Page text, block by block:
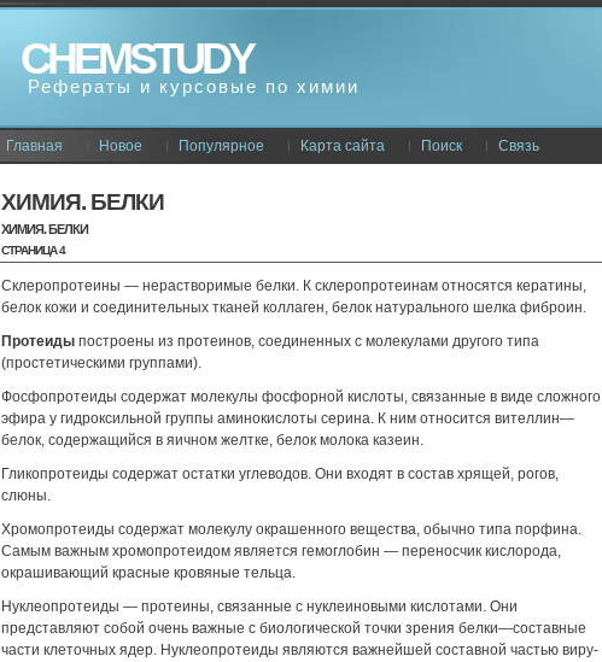
CHEMSTUDY
Рефераты и курсовые по химии
Главная Новое Популярное Карта сайта Поиск Связь
ХИМИЯ. БЕЛКИ
ХИМИЯ. БЕЛКИ
СТРАНИЦА 4
Склеропротеины — нерастворимые белки. К склеропротеинам относятся кератины,
белок кожи и соединительных тканей колла­ген, белок натурального шелка фиброин.
Протеиды построены из протеинов, соединенных с молекулами другого типа
(простетическими группами).
Фосфопротеиды содержат молекулы фосфорной кислоты, свя­занные в виде сложного
эфира у гидроксильной группы аминокисло­ты серина. К ним относится вителлин—
белок, содержащийся в яичном желтке, белок молока казеин.
Гликопротеиды содержат остатки углеводов. Они входят в сос­тав хрящей, рогов,
слюны.
Хромопротеиды содержат молекулу окрашенного вещества, обычно типа порфина.
Самым важным хромопротеидом является гемоглобин — переносчик кислорода,
окраши­вающий красные кровяные тельца.
Нуклеопротеиды — протеины, связанные с нуклеиновыми кис­лотами. Они
представляют собой очень важные с биологической точ­ки зрения белки—составные
части клеточных ядер. Нуклеопротеиды являются важнейшей составной частью виру­